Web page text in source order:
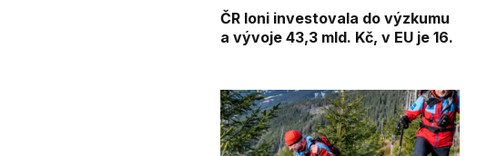
ČR loni investovala do výzkumu
a vývoje 43,3 mld. Kč, v EU je 16.